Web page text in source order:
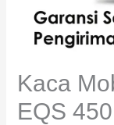
Kaca
EQS 450